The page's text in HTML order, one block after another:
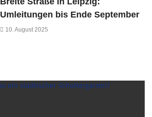
Umleitungen bis Ende September
10. August 2025